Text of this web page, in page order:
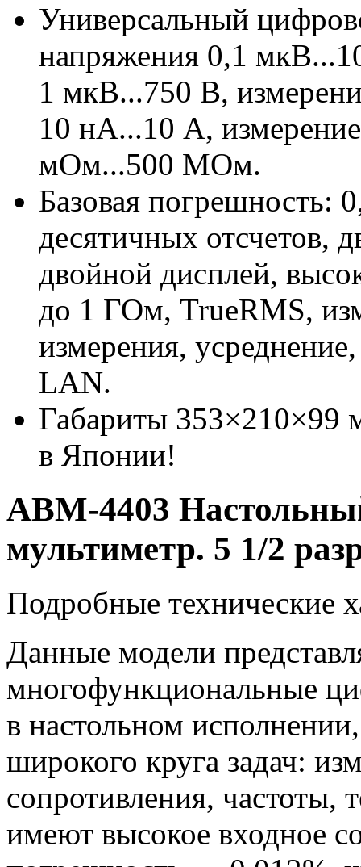
Универсальный
напряжения 0,1
1 мкВ...750 В,
10 нА...10 А,
мОм...500 МОм.
Базовая погрешность:
десятичных отсчетов,
двойной дисплей,
до 1 ГОм, TrueRMS,
измерения,
LAN.
Габариты 353×210×99
в Японии!
АВМ-4403
мультиметр. 5 1/2
Подробные технические
Данные модели
многофункциональные
в настольном
широкого круга задач:
сопротивления, частоты,
имеют высокое входное